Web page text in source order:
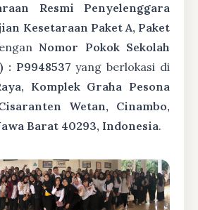
Resmi Penyelenggara
Kesetaraan Paket A, Paket
Nomor Pokok Sekolah
: P9948537 yang berlokasi di
Komplek Graha Pesona
Wetan, Cinambo,
Barat 40293, Indonesia.